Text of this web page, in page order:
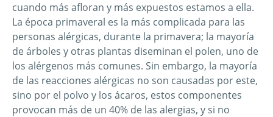
cuando más afloran y más expuestos estamos a ella.
La época primaveral es la más complicada para las
personas alérgicas, durante la primavera; la mayoría
de árboles y otras plantas diseminan el polen, uno de
los alérgenos más comunes. Sin embargo, la mayoría
de las reacciones alérgicas no son causadas por este,
sino por el polvo y los ácaros, estos componentes
provocan más de un 40% de las alergias, y si no